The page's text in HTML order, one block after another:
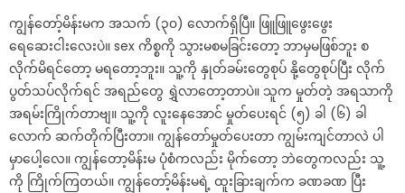
ကျွန်တော့်မိန်းမက အသက် (၃၀) လောက်ရှိပြီ။ ဖြူဖြူဖွေးဖွေး
ရေဆေးငါးလေးပဲ။ sex ကိစ္စကို သွားမစမခြင်းတော့ ဘာမှမဖြစ်ဘူး စ
လိုက်မိရင်တော့ မရတော့ဘူး။ သူ့ကို နှုတ်ခမ်းတွေစုပ် နို့တွေစုပ်ပြီး လိုက်
ပွတ်သပ်လိုက်ရင် အရည်တွေ ရွှဲလာတော့တာပဲ။ သူက မှုတ်တဲ့ အရသာကို
အရမ်းကြိုက်တာဗျ။ သူ့ကို လူးနေအောင် မှုတ်ပေးရင် (၅) ခါ (၆) ခါ
လောက် ဆက်တိုက်ပြီးတာ။ ကျွန်တော်မှုတ်ပေးတာ ကျွမ်းကျင်တာလဲ ပါ
မှာပေါ့လေ။ ကျွန်တော့မိန်းမ ပုံစံကလည်း မိုက်တော့ ဘဲတွေကလည်း သူ့
ကို ကြိုက်ကြတယ်။ ကျွန်တော့်မိန်းမရဲ့ ထူးခြားချက်က ခဏခဏ ပြီး